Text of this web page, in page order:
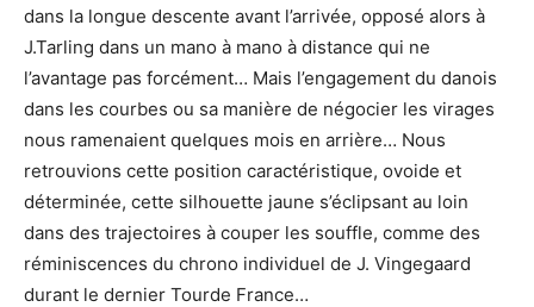
dans la longue descente avant l’arrivée, opposé alors à
J.Tarling dans un mano à mano à distance qui ne
l’avantage pas forcément… Mais l’engagement du danois
dans les courbes ou sa manière de négocier les virages
nous ramenaient quelques mois en arrière… Nous
retrouvions cette position caractéristique, ovoide et
déterminée, cette silhouette jaune s’éclipsant au loin
dans des trajectoires à couper les souffle, comme des
réminiscences du chrono individuel de J. Vingegaard
durant le dernier Tourde France…